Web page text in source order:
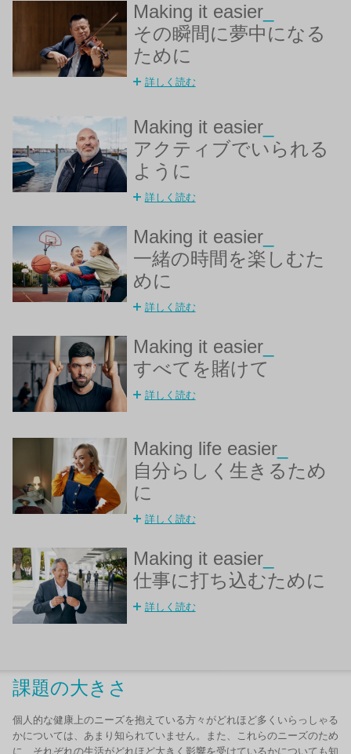
Making it easier_
その瞬間に夢中になる
ために
詳しく読む
Making it easier_
アクティブでいられる
ように
詳しく読む
Making it easier_
一緒の時間を楽しむた
めに
詳しく読む
Making it easier_
すべてを賭けて
詳しく読む
Making life easier_
自分らしく生きるため
に
詳しく読む
Making it easier_
仕事に打ち込むために
詳しく読む
課題の大きさ
個人的な健康上のニーズを抱えている方々がどれほど多くいらっしゃる
かについては、あまり知られていません。また、これらのニーズのため
に、それぞれの生活がどれほど大きく影響を受けているかについても知